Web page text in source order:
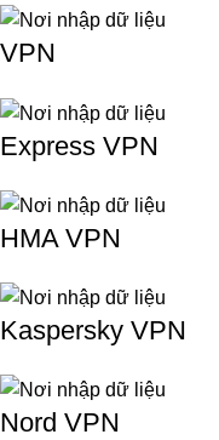
VPN
Express VPN
HMA VPN
Kaspersky VPN
Nord VPN